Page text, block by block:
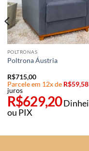
POLTRONAS
Poltrona Áustria
R$715,00
Parcele em 12x de R$59,58
juros
R$629,20
ou PIX